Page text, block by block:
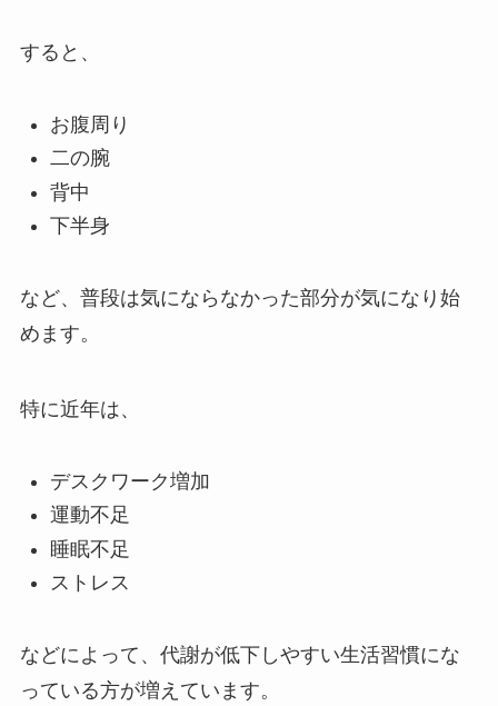
すると、
お腹周り
二の腕
背中
下半身
など、普段は気にならなかった部分が気になり始
めます。
特に近年は、
デスクワーク増加
運動不足
睡眠不足
ストレス
などによって、代謝が低下しやすい生活習慣にな
っている方が増えています。